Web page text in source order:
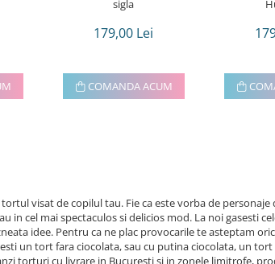
sigla
179,00 Lei
COMANDA ACUM
visat de copilul tau. Fie ca este vorba de
cel mai spectaculos si delicios mod. La noi gasesti
idee. Pentru ca ne plac provocarile te asteptam
un tort fara ciocolata, sau cu putina ciocolata, un
torturi cu livrare in Bucuresti si in zonele limitrofe,